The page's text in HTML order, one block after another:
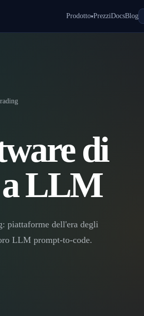
Prodotto▾PrezziDocsBlog
di
LLM
piattaforme dell'era degli
LLM prompt-to-code.